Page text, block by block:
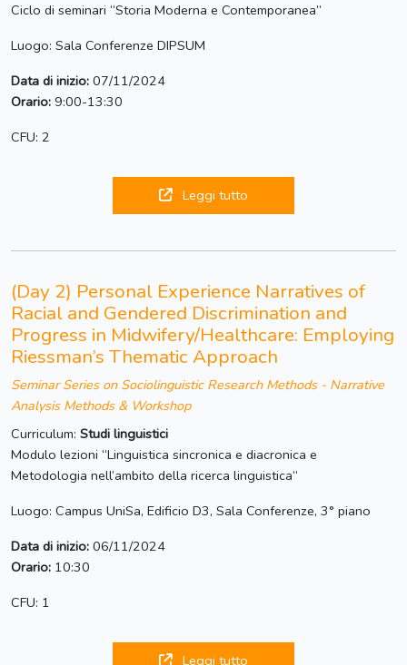
Ciclo di seminari “Storia Moderna e Contemporanea”
Luogo: Sala Conferenze DIPSUM
Data di inizio: 07/11/2024
Orario: 9:00-13:30
CFU: 2
Leggi tutto
(Day 2) Personal Experience Narratives of
Racial and Gendered Discrimination and
Progress in Midwifery/Healthcare: Employing
Riessman’s Thematic Approach
Seminar Series on Sociolinguistic Research Methods - Narrative
Analysis Methods & Workshop
Curriculum: Studi linguistici
Modulo lezioni “Linguistica sincronica e diacronica e
Metodologia nell’ambito della ricerca linguistica“
Luogo: Campus UniSa, Edificio D3, Sala Conferenze, 3° piano
Data di inizio: 06/11/2024
Orario: 10:30
CFU: 1
Leggi tutto